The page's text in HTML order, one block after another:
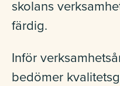
skolans
färdig.
Inför
bedömer